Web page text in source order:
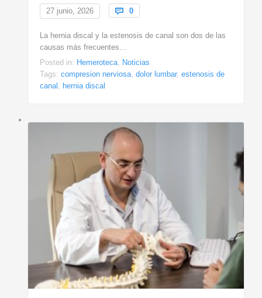
27 junio, 2026  0Comments
La hernia discal y la estenosis de canal son dos de las
causas más frecuentes…
Posted in: Hemeroteca, Noticias
Tags: compresion nerviosa, dolor lumbar, estenosis de
canal , hernia discal